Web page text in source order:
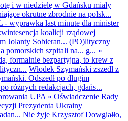
i w niedzielę w Gdańsku miały
okrutne zbrodnie na polsk...
wyprawka last minute dla minister
koalicji rządowej
Jolanty Sobieran... (PO)lityczny
pomorskich szpitali na... g... »
formalnie bezpartyjna, to krew z
Włodek Szymański zszedł z
Odszedł po długim
różnych redakcjach, gdańs...
UPA » Oświadczenie Rady
Prezydenta Ukrainy
Nie żyje Krzysztof Dowgiałło,